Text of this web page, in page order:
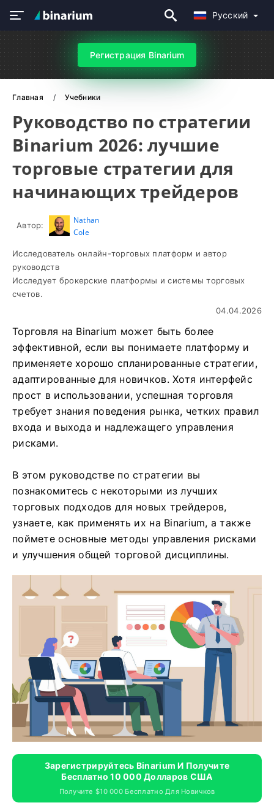
Русский
Регистрация Binarium
Главная Учебники
Руководство по стратегии
Binarium 2026: лучшие
торговые стратегии для
начинающих трейдеров
Автор:
Nathan
Cole
Исследователь онлайн-торговых платформ и автор
руководств
Исследует брокерские платформы и системы торговых
счетов.
04.04.2026
Торговля на Binarium может быть более
эффективной, если вы понимаете платформу и
применяете хорошо спланированные стратегии,
адаптированные для новичков. Хотя интерфейс
прост в использовании, успешная торговля
требует знания поведения рынка, четких правил
входа и выхода и надлежащего управления
рисками.
В этом руководстве по стратегии вы
познакомитесь с некоторыми из лучших
торговых подходов для новых трейдеров,
узнаете, как применять их на Binarium, а также
поймете основные методы управления рисками
и улучшения общей торговой дисциплины.
Зарегистрируйтесь Binarium И Получите
Бесплатно 10 000 Долларов США
Получите $10 000 Бесплатно Для Новичков